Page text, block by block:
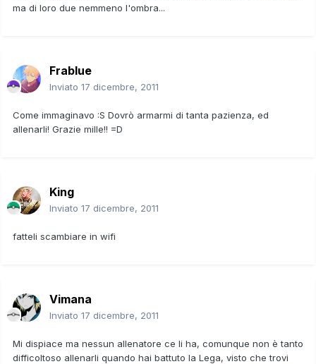
ma di loro due nemmeno l'ombra...
Frablue
Inviato 17 dicembre, 2011
Come immaginavo :S Dovrò armarmi di tanta pazienza, ed
allenarli! Grazie mille!! =D
King
Inviato 17 dicembre, 2011
fatteli scambiare in wifi
Vimana
Inviato 17 dicembre, 2011
Mi dispiace ma nessun allenatore ce li ha, comunque non è tanto
difficoltoso allenarli quando hai battuto la Lega, visto che trovi